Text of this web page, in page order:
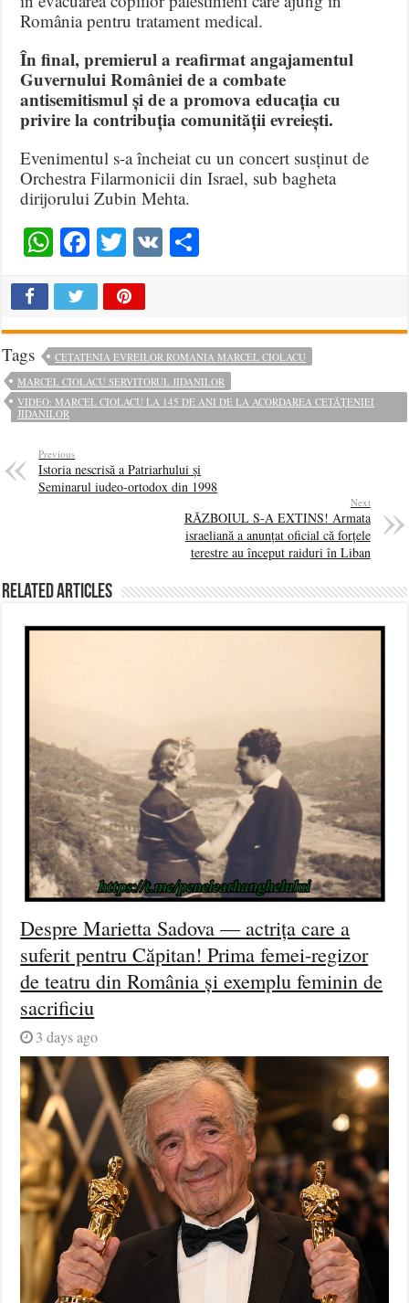
România pentru tratament medical.
În final, premierul a reafirmat angajamentul
Guvernului României de a combate
antisemitismul și de a promova educația cu
privire la contribuția comunității evreiești.
Evenimentul s-a încheiat cu un concert susținut de
Orchestra Filarmonicii din Israel, sub bagheta
dirijorului Zubin Mehta.
WhatsApp
Facebook
Twitter
VK
Tags
CETATENIA EVREILOR ROMANIA MARCEL CIOLACU
MARCEL CIOLACU SERVITORUL JIDANILOR
VIDEO: MARCEL CIOLACU LA 145 DE ANI DE LA ACORDAREA CETĂȚENIEI
JIDANILOR
Previous
Istoria nescrisă a Patriarhului și
Seminarul iudeo-ortodox din 1998
Next
RĂZBOIUL S-A EXTINS! Armata
israeliană a anunțat oficial că forțele
terestre au început raiduri în Liban
Related Articles
Despre Marietta Sadova — actrița care a
suferit pentru Căpitan! Prima femei-regizor
de teatru din România și exemplu feminin de
sacrificiu
3 days ago